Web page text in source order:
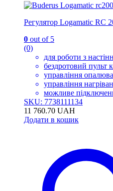
Регулятор Logamatic RC
0 out of 5
(0)
для роботи з
бездротовий пульт
управління
управління
можливе
SKU: 7738111134
11 760.70 UAH
Додати в кошик